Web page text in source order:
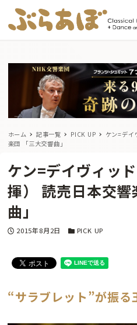
ホーム 記事一覧 PICK UP
ケン=デイ
楽団 「三大交響曲」
ケン=デイヴィッ
揮） 読売日本交
曲」
投稿日
2015年8月2日 カテゴリー
PICK UP
“サラブレット”が振る